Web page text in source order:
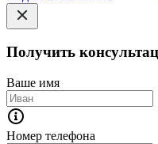
Получить
Ваше имя
Номер телефона